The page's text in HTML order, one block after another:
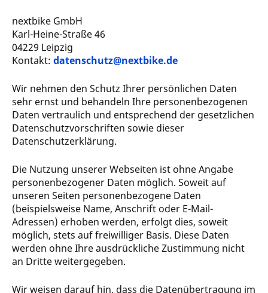
nextbike GmbH
Karl-Heine-Straße 46
04229 Leipzig
Kontakt: datenschutz@nextbike.de
Wir nehmen den Schutz Ihrer persönlichen Daten
sehr ernst und behandeln Ihre personenbezogenen
Daten vertraulich und entsprechend der gesetzlichen
Datenschutzvorschriften sowie dieser
Datenschutzerklärung.
Die Nutzung unserer Webseiten ist ohne Angabe
personenbezogener Daten möglich. Soweit auf
unseren Seiten personenbezogene Daten
(beispielsweise Name, Anschrift oder E-Mail-
Adressen) erhoben werden, erfolgt dies, soweit
möglich, stets auf freiwilliger Basis. Diese Daten
werden ohne Ihre ausdrückliche Zustimmung nicht
an Dritte weitergegeben.
Wir weisen darauf hin, dass die Datenübertragung im